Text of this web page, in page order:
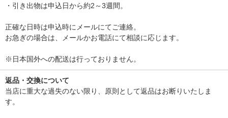
・引き出物は申込日から約2～3週間。
正確な日時は申込時にメールにてご連絡。
お急ぎの場合は、メールかお電話にて相談に応じます。
※日本国外への配送は行っておりません。
返品・交換について
当店に重大な過失のない限り、原則として返品はお断りいたしま
す。